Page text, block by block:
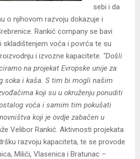
sebi i da
o njihovom razvoju dokazuje i
Rankić company se bavi
skladištenjem voća i povrća te su
i izvozne kapacitete. “Došli
na projekat Evropske unije za
soka i kaša. S tim bi mogli našim
koji su u okruženju ponuditi
voća i samim tim pokušati
koji je ovdje zabačen u
Velibor Rankić. Aktivnosti projekata
razvoju kapaciteta, te se provode
Milići, Vlasenica i Bratunac –